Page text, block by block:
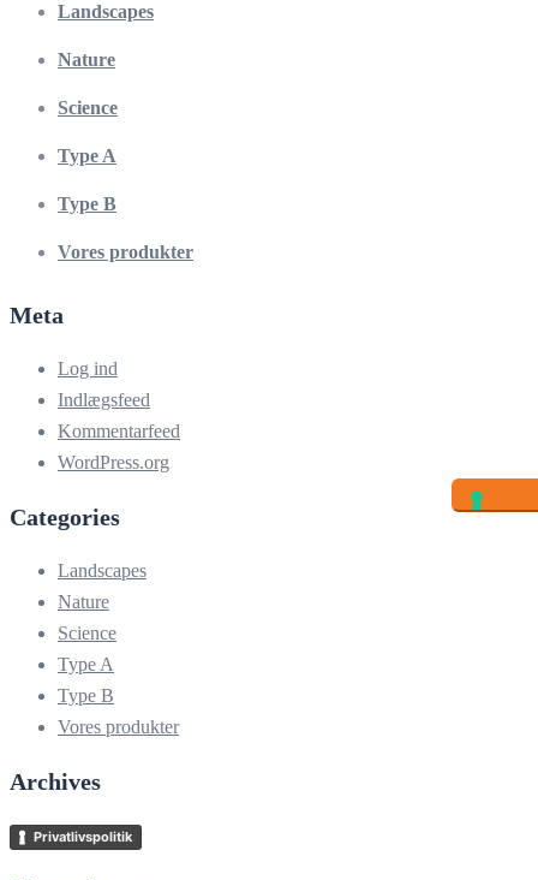
Landscapes
Nature
Science
Type A
Type B
Vores produkter
Meta
Log ind
Indlægsfeed
Kommentarfeed
WordPress.org
Categories
Landscapes
Nature
Science
Type A
Type B
Vores produkter
Archives
Privatlivspolitik